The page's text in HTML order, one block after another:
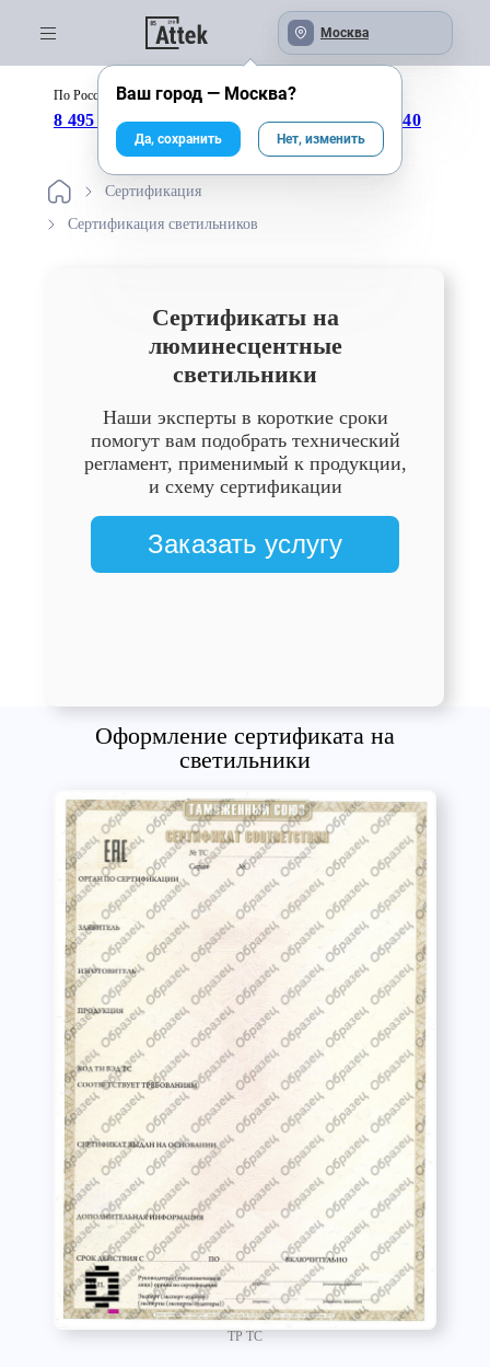
Москва
По России бесплатно:
8 495 246-04-43 8 800 333-25-40
Сертификация
Cертификация светильников
Сертификаты на
люминесцентные
светильники
Наши эксперты в короткие сроки
помогут вам подобрать технический
регламент, применимый к продукции,
и схему сертификации
Заказать услугу
Оформление сертификата на
светильники
ТР ТС
Ваш город — Москва?
Да, сохранить Нет, изменить